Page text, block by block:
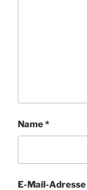
Name*
E-Mail-Adresse